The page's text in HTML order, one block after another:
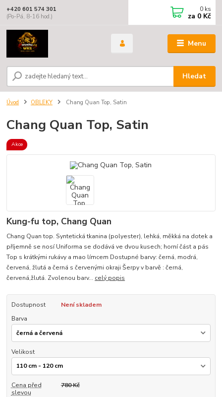
Menu
Hledat
+420 601 574 301
(Po-Pá, 8-16 hod.)
0 ks
za 0 Kč
Úvod OBLEKY Chang Quan Top, Satin
Chang Quan Top, Satin
Akce
Kung-fu top, Chang Quan
Chang Quan top. Syntetická tkanina (polyester), lehká, měkká na dotek a
příjemně se nosí Uniforma se dodává ve dvou kusech; horní část a pás
Top s krátkými rukávy a mao límcem Dostupné barvy: černá, modrá,
červená, žlutá a černá s červenými okraji Šerpy v barvě : černá,
červená,žlutá. Zvolenou barv... celý popis
Dostupnost
Není skladem
Barva
Velikost
Cena před
slevou
780 Kč